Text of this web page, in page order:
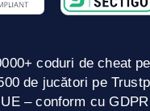
coduri de cheat
de jucători pe
– conform cu